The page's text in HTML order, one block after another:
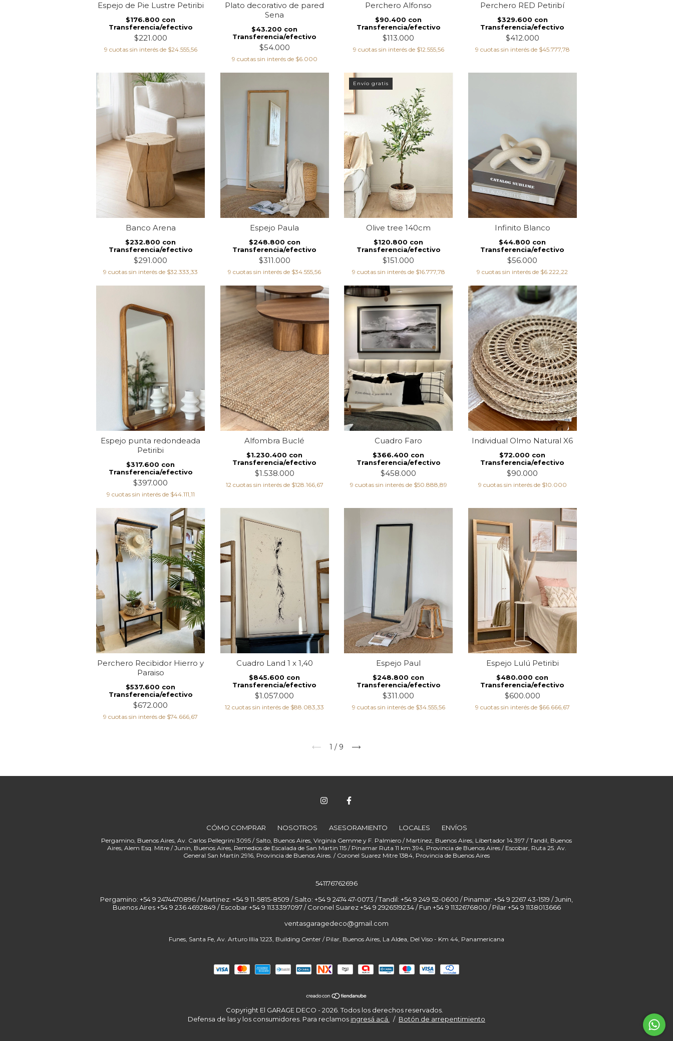
Espejo de Pie Lustre Petiribi
$221.000
$176.800 con
Transferencia/efectivo
9 cuotas sin interés de $24.555,56
Plato decorativo de pared
Sena
$54.000
$43.200 con
Transferencia/efectivo
9 cuotas sin interés de $6.000
Perchero Alfonso
$113.000
$90.400 con
Transferencia/efectivo
9 cuotas sin interés de $12.555,56
Perchero RED Petiribí
$412.000
$329.600 con
Transferencia/efectivo
9 cuotas sin interés de $45.777,78
Banco Arena
$291.000
$232.800 con
Transferencia/efectivo
9 cuotas sin interés de $32.333,33
Espejo Paula
$311.000
$248.800 con
Transferencia/efectivo
9 cuotas sin interés de $34.555,56
Envío gratis
Olive tree 140cm
$151.000
$120.800 con
Transferencia/efectivo
9 cuotas sin interés de $16.777,78
Infinito Blanco
$56.000
$44.800 con
Transferencia/efectivo
9 cuotas sin interés de $6.222,22
Espejo punta redondeada
Petiribi
$397.000
$317.600 con
Transferencia/efectivo
9 cuotas sin interés de $44.111,11
Alfombra Buclé
$1.538.000
$1.230.400 con
Transferencia/efectivo
12 cuotas sin interés de $128.166,67
Cuadro Faro
$458.000
$366.400 con
Transferencia/efectivo
9 cuotas sin interés de $50.888,89
Individual Olmo Natural X6
$90.000
$72.000 con
Transferencia/efectivo
9 cuotas sin interés de $10.000
Perchero Recibidor Hierro y
Paraiso
$672.000
$537.600 con
Transferencia/efectivo
9 cuotas sin interés de $74.666,67
Cuadro Land 1 x 1,40
$1.057.000
$845.600 con
Transferencia/efectivo
12 cuotas sin interés de $88.083,33
Espejo Paul
$311.000
$248.800 con
Transferencia/efectivo
9 cuotas sin interés de $34.555,56
Espejo Lulú Petiribi
$600.000
$480.000 con
Transferencia/efectivo
9 cuotas sin interés de $66.666,67
1 / 9
CÓMO COMPRAR NOSOTROS ASESORAMIENTO LOCALES ENVÍOS
541176762696
Pergamino: +54 9 2474470896 / Martinez: +54 9 11-5815-8509 / Salto: +54 9 2474 47-0073 / Tandil: +54 9 249 52-0600 / Pinamar: +54 9 2267 43-1519 / Junin,
Buenos Aires +54 9 236 4692849 / Escobar +54 9 1133397097 / Coronel Suarez +54 9 2926519234 / Fun
ventasgaragedeco@gmail.com
Copyright El GARAGE DECO - 2026. Todos los derechos reservados.
Defensa de las y los consumidores. Para reclamos ingresá acá. / Botón de arrepentimiento